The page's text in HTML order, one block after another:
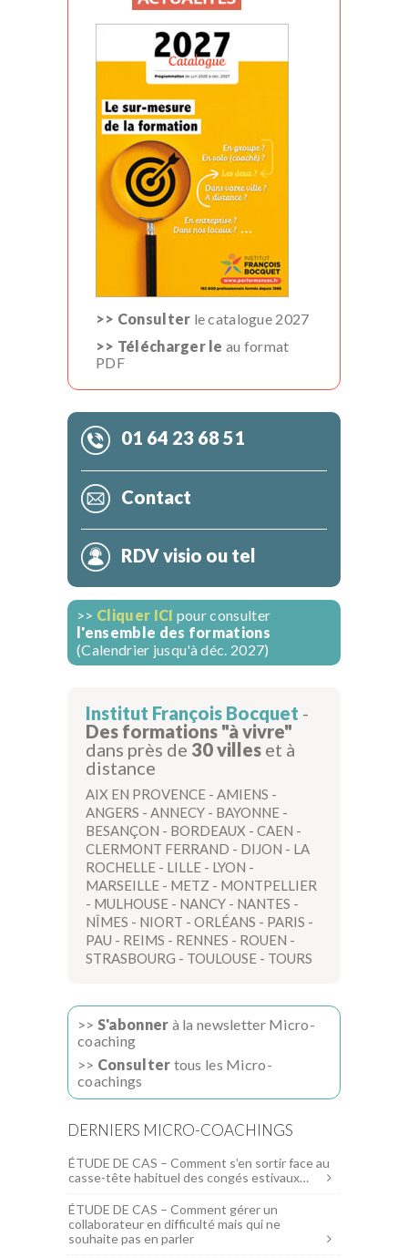
>> Consulter le catalogue 2027
>> Télécharger le au format
PDF
01 64 23 68 51
Contact
RDV visio ou tel
>> Cliquer ICI pour consulter
l'ensemble des formations
(Calendrier jusqu'à déc. 2027)
Institut François Bocquet -
Des formations "à vivre"
dans près de 30 villes et à
distance
AIX EN PROVENCE - AMIENS -
ANGERS - ANNECY - BAYONNE -
BESANÇON - BORDEAUX - CAEN -
CLERMONT FERRAND - DIJON - LA
ROCHELLE - LILLE - LYON -
MARSEILLE - METZ - MONTPELLIER
- MULHOUSE - NANCY - NANTES -
NÎMES - NIORT - ORLÉANS - PARIS -
PAU - REIMS - RENNES - ROUEN -
STRASBOURG - TOULOUSE - TOURS
>> S'abonner à la newsletter Micro-
coaching
>> Consulter tous les Micro-
coachings
DERNIERS MICRO-COACHINGS
ÉTUDE DE CAS – Comment s’en sortir face au
casse-tête habituel des congés estivaux…
ÉTUDE DE CAS – Comment gérer un
collaborateur en difficulté mais qui ne
souhaite pas en parler